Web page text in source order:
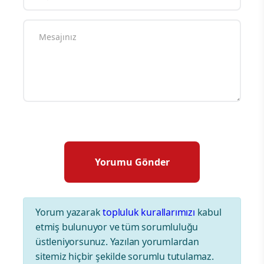
Yorum yazaraktopluluk kurallarımızı kabul
etmiş bulunuyor ve tüm sorumluluğu
üstleniyorsunuz. Yazılan yorumlardan
sitemiz hiçbir şekilde sorumlu tutulamaz.